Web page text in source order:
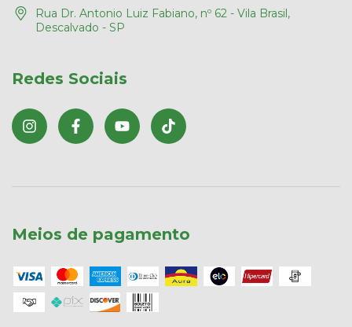
Rua Dr. Antonio Luiz Fabiano, nº 62 - Vila Brasil,
Descalvado - SP
Redes Sociais
Meios de pagamento